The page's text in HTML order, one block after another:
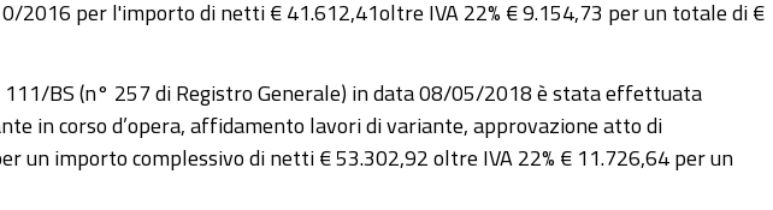
2016 per l'importo di netti € 41.612,41oltre IVA 22% € 9.154,73 per un totale di €
BS (n° 257 di Registro Generale) in data 08/05/2018 è stata effettuata
in corso d’opera, affidamento lavori di variante, approvazione atto di
un importo complessivo di netti € 53.302,92 oltre IVA 22% € 11.726,64 per un